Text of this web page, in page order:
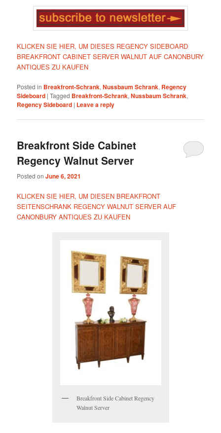
KLICKEN SIE HIER, UM DIESES REGENCY SIDEBOARD
BREAKFRONT CABINET SERVER WALNUT AUF CANONBURY
ANTIQUES ZU KAUFEN
Posted in Breakfront-Schrank,Nussbaum Schrank, Regency
Sideboard |Tagged Breakfront-Schrank,Nussbaum Schrank,
Regency Sideboard | Leave a reply
Breakfront Side Cabinet
Regency Walnut Server
Posted onJune 6, 2021
KLICKEN SIE HIER, UM DIESEN BREAKFRONT
SEITENSCHRANK REGENCY WALNUT SERVER AUF
CANONBURY ANTIQUES ZU KAUFEN
Breakfront Side Cabinet Regency
Walnut Server